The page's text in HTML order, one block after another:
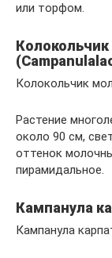
или торфом.
Колокольчик
(Campanula
Колокольчик
Растение
около 90 см,
оттенок
пирамидальное.
Кампанула
Кампанула